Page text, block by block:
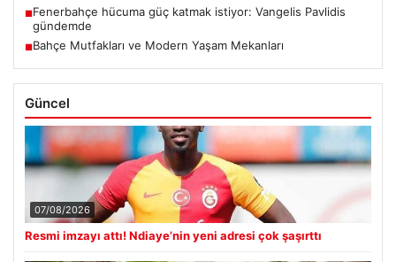
■Fenerbahçe hücuma güç katmak istiyor: Vangelis Pavlidis
gündemde
■Bahçe Mutfakları ve Modern Yaşam Mekanları
Güncel
07/08/2026
Resmi imzayı attı! Ndiaye’nin yeni adresi çok şaşırttı